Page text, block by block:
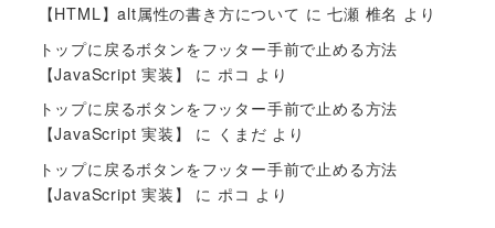
【HTML】alt属性の書き方について に七瀬 椎名 より
トップに戻るボタンをフッター手前で止める方法
【JavaScript 実装】
に ポコ より
トップに戻るボタンをフッター手前で止める方法
【JavaScript 実装】
に くまだ より
トップに戻るボタンをフッター手前で止める方法
【JavaScript 実装】
にポコ より